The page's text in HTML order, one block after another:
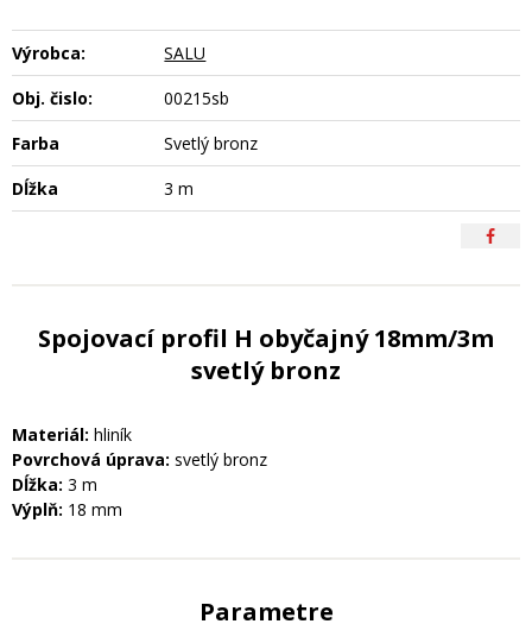
Výrobca:
SALU
Obj. čislo:
00215sb
Farba
Svetlý bronz
Dĺžka
3 m
Spojovací profil H obyčajný 18mm/3m
svetlý bronz
Materiál: hliník
Povrchová úprava: svetlý bronz
Dĺžka: 3 m
Výplň: 18 mm
Parametre